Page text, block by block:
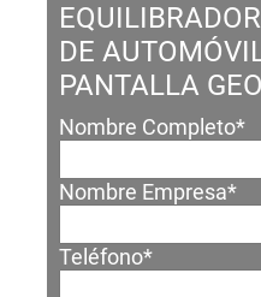
DE
PANTALLA
Nombre Completo*
Nombre Empresa*
Teléfono*